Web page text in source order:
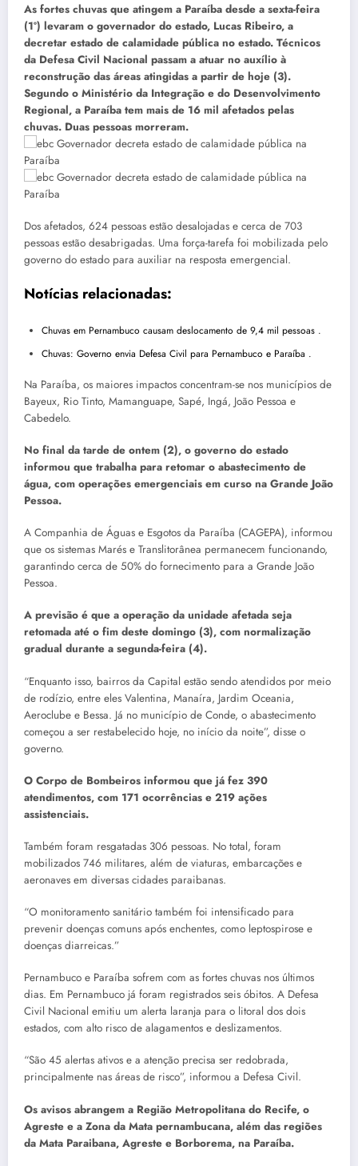
As fortes chuvas que atingem a Paraíba desde a sexta-feira
(1º) levaram o governador do estado, Lucas Ribeiro, a
decretar estado de calamidade pública no estado. Técnicos
da Defesa Civil Nacional passam a atuar no auxílio à
reconstrução das áreas atingidas a partir de hoje (3).
Segundo o Ministério da Integração e do Desenvolvimento
Regional, a Paraíba tem mais de 16 mil afetados pelas
chuvas. Duas pessoas morreram.
Dos afetados, 624 pessoas estão desalojadas e cerca de 703
pessoas estão desabrigadas. Uma força-tarefa foi mobilizada pelo
governo do estado para auxiliar na resposta emergencial.
Notícias relacionadas:
Chuvas em Pernambuco causam deslocamento de 9,4 mil pessoas .
Chuvas: Governo envia Defesa Civil para Pernambuco e Paraíba .
Na Paraíba, os maiores impactos concentram-se nos municípios de
Bayeux, Rio Tinto, Mamanguape, Sapé, Ingá, João Pessoa e
Cabedelo.
No final da tarde de ontem (2), o governo do estado
informou que trabalha para retomar o abastecimento de
água, com operações emergenciais em curso na Grande João
Pessoa.
A Companhia de Águas e Esgotos da Paraíba (CAGEPA), informou
que os sistemas Marés e Translitorânea permanecem funcionando,
garantindo cerca de 50% do fornecimento para a Grande João
Pessoa.
A previsão é que a operação da unidade afetada seja
retomada até o fim deste domingo (3), com normalização
gradual durante a segunda-feira (4).
“Enquanto isso, bairros da Capital estão sendo atendidos por meio
de rodízio, entre eles Valentina, Manaíra, Jardim Oceania,
Aeroclube e Bessa. Já no município de Conde, o abastecimento
começou a ser restabelecido hoje, no início da noite”, disse o
governo.
O Corpo de Bombeiros informou que já fez 390
atendimentos, com 171 ocorrências e 219 ações
assistenciais.
Também foram resgatadas 306 pessoas. No total, foram
mobilizados 746 militares, além de viaturas, embarcações e
aeronaves em diversas cidades paraibanas.
“O monitoramento sanitário também foi intensificado para
prevenir doenças comuns após enchentes, como leptospirose e
doenças diarreicas.”
Pernambuco e Paraíba sofrem com as fortes chuvas nos últimos
dias. Em Pernambuco já foram registrados seis óbitos. A Defesa
Civil Nacional emitiu um alerta laranja para o litoral dos dois
estados, com alto risco de alagamentos e deslizamentos.
“São 45 alertas ativos e a atenção precisa ser redobrada,
principalmente nas áreas de risco”, informou a Defesa Civil.
Os avisos abrangem a Região Metropolitana do Recife, o
Agreste e a Zona da Mata pernambucana, além das regiões
da Mata Paraibana, Agreste e Borborema, na Paraíba.